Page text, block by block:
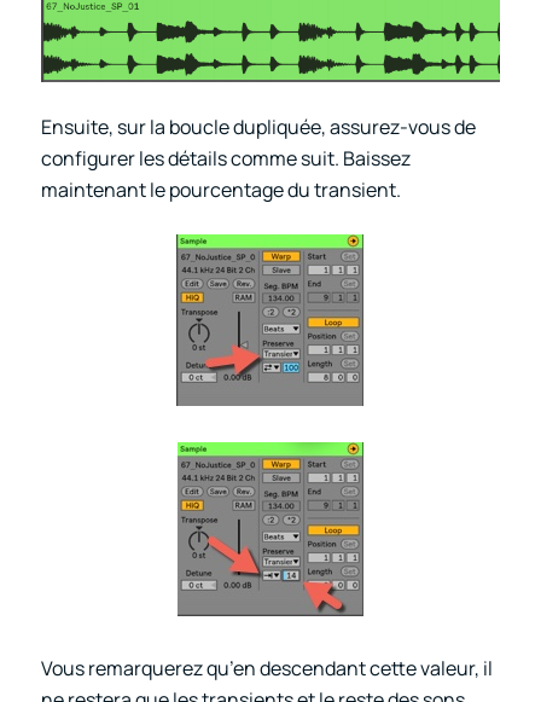
Ensuite, sur la boucle dupliquée, assurez-vous de
configurer les détails comme suit. Baissez
maintenant le pourcentage du transient.
Vous remarquerez qu’en descendant cette valeur, il